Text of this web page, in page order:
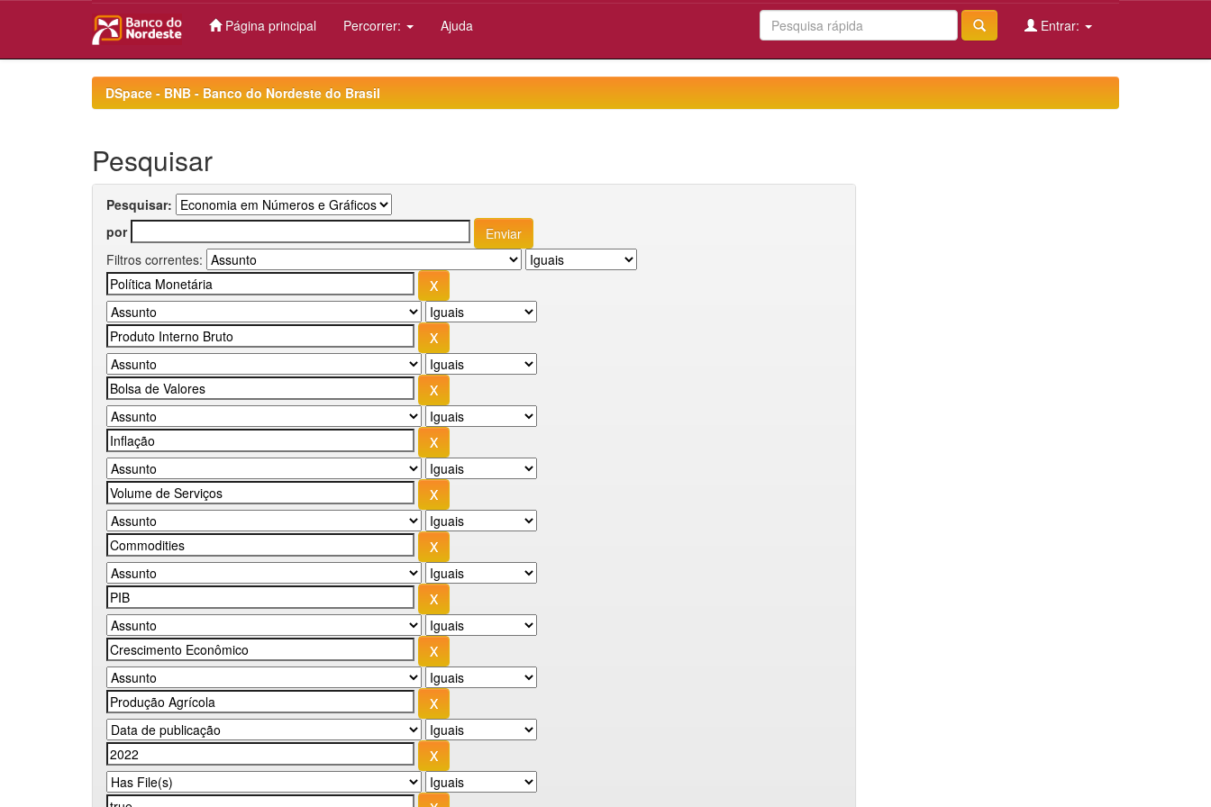
Página principal Percorrer: Ajuda Entrar:
DSpace - BNB - Banco do Nordeste do Brasil
Pesquisar
Pesquisar:
por
Filtros correntes: